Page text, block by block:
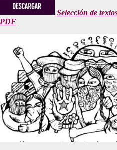
Selección de
PDF